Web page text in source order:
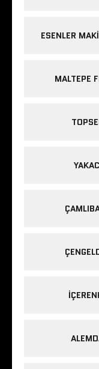
ESENLER
MALTEPE